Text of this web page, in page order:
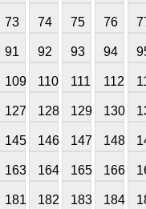
73 74 75 76
91 92 93 94
109 110 111 112
127 128 129 130
145 146 147 148
163 164 165 166
181 182 183 184